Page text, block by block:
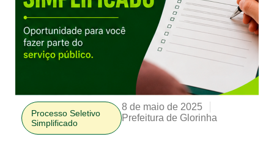
Processo Seletivo
Simplificado
8 de maio de 2025
Prefeitura de Glorinha